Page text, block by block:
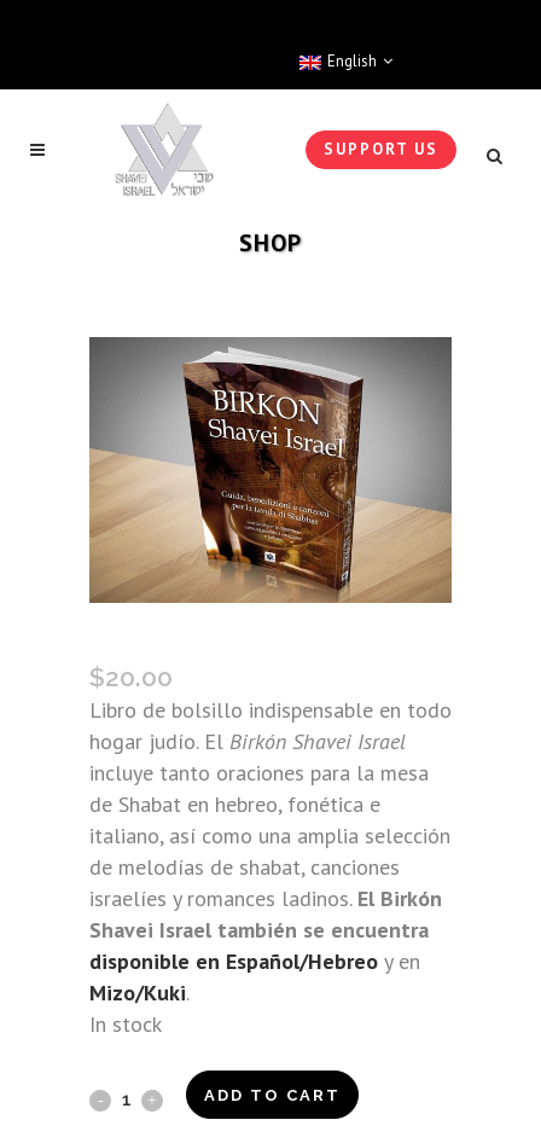
English
SUPPORT US
SHOP
$20.00
Libro de bolsillo indispensable en todo
hogar judío. El Birkón Shavei Israel
incluye tanto oraciones para la mesa
de Shabat en hebreo, fonética e
italiano, así como una amplia selección
de melodías de shabat, canciones
israelíes y romances ladinos. El Birkón
Shavei Israel también se encuentra
disponible en Español/Hebreo y en
Mizo/Kuki.
In stock
Birkón
ADD TO CART